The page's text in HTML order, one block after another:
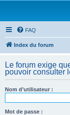
FAQ
Index du forum
Le forum exige
pouvoir consulter
Nom d’utilisateur :
Mot de passe :